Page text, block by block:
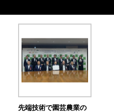
先端技術で園芸農業の